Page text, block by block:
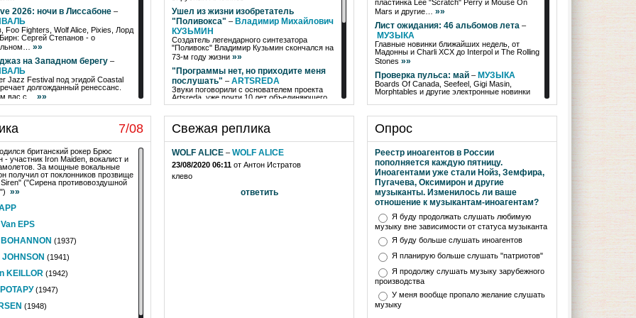
2026: ночи в Лиссабоне –
Foo Fighters, Wolf Alice, Pixies, Лорд
Сергей Степанов - о
»»
на Западном берегу –
Jazz Festival под эгидой Coastal
долгожданный ренессанс.
вас с… »»
Ронсон и Алишиа Киз открыли 60-
фестиваль в Монтрё.
2026: Гранд-финал–
Финляндия? А может быть,
Румыния? - Смотрим финал Евро
все,… »»
2026: второй полуфинал
в финал главного песенного
Европы? - Смотрим трансляцию и
фаворитов»»
2026: главное
Карпентер и Моби до Nine Inch
xx: подводим итоги первого уик-
»»
возраст: 60 лет Монтре
JAZZ FESTIVAL
фестиваль планеты
Ушел из жизни изобретатель
"Поливокса" – Владимир Михайлович
КУЗЬМИН
Создатель легендарного синтезатора
"Поливокс" Владимир Кузьмин скончался на
73-м году жизни »»
"Программы нет, но приходите меня
послушать" – ARTSREDA
Звуки поговорили с основателем проекта
Artsreda, уже почти 10 лет объединяющего
ведущих российских…»»
горело от музыки" – GORODA
который они задают в…»»
“История выходит за пределы своего
предполагаемого конца”
пластинка Lee "Scratch" Perry и Mouse On
Mars и другие… »»
Лист ожидания: 46 альбомов лета –
МУЗЫКА
Главные новинки ближайших недель, от
Мадонны и Charli XCX до Interpol и The Rolling
Stones »»
Проверка пульса: май – МУЗЫКА
Boards Of Canada, Seefeel, Gigi Masin,
Morphtables и другие электронные новинки
Прослушка: 10 альбомов апреля–
МУЗЫКА
Angine de Poitrine, Metric, Арло Паркс и Nine
Inch Noize - в обзоре главных новинок
месяца»»
Проверка пульса: апрель–МУЗЫКА
Squarepusher, 808 State, Manual, Carl Graig и
другие электронные новинки апреля
RSD 2026: от Бруно Марса до Sonic
Youth–RECORD STORE DAY
Air, Джефф Бакли, Мадонна, Джон Колтрейн и
другие интересные релизы очередного
RSD»»
Прослушка: 10 альбомов марта
МУЗЫКА
Фли, Raye, Кортни Барнетт, Гарри Стайлз и
"HELP(2)" - в обзоре главных новинок
месяца»»
Проверка пульса: март–МУЗЫКА
Ladytron, Nadia Struiwigh, DMX Krew, Xylitol и
7/08
британский рокер Брюс
- участник Iron Maiden, вокалист и
За мощные вокальные
получил от поклонников прозвище
("Сирена противовоздушной
»»
EPS
(1937)
(1941)
KEILLOR (1942)
(1947)
(1948)
Свежая реплика
WOLF ALICE – WOLF ALICE
23/08/2020 06:11 от Антон Истратов
клево
ответить
Опрос
Реестр иноагентов в России
пополняется каждую пятницу.
Иноагентами уже стали Нойз, Земфира,
Пугачева, Оксимирон и другие
музыканты. Изменилось ли ваше
отношение к музыкантам-иноагентам?
Я буду продолжать слушать любимую
музыку вне зависимости от статуса музыканта
Я буду больше слушать иноагентов
Я планирую больше слушать "патриотов"
Я продолжу слушать музыку зарубежного
производства
У меня вообще пропало желание слушать
музыку